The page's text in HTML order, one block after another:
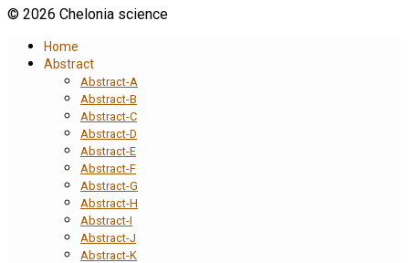
© 2026 Chelonia science
Home
Abstract
Abstract-A
Abstract-B
Abstract-C
Abstract-D
Abstract-E
Abstract-F
Abstract-G
Abstract-H
Abstract-I
Abstract-J
Abstract-K